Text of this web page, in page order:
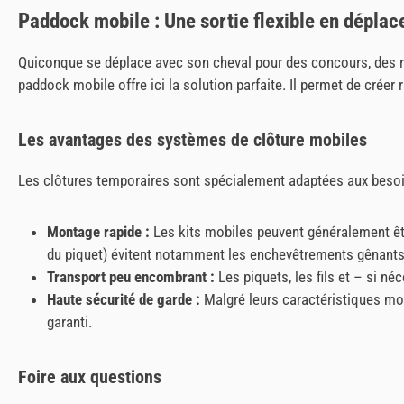
Paddock mobile : Une sortie flexible en
Quiconque se déplace avec son cheval pour des concours,
paddock mobile offre ici la solution parfaite. Il permet de créer
Les avantages des systèmes de clôture mobiles
Les clôtures temporaires sont spécialement adaptées aux
Montage rapide : Les kits mobiles peuvent généralement
du piquet) évitent notamment les enchevêtrements
Transport peu encombrant : Les piquets, les fils et – si
Haute sécurité de garde : Malgré leurs caractéristiques
garanti.
Foire aux questions